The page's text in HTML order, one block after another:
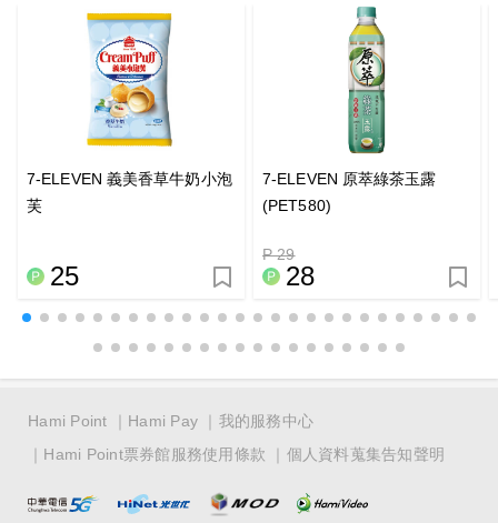
7-ELEVEN 義美香草牛奶小泡
芙
25
7-ELEVEN 原萃綠茶玉露
(PET580)
P 29
28
Hami Point Hami Pay
我的服務中心
Hami Point票券館服務使用條款
個人資料蒐集告知聲明